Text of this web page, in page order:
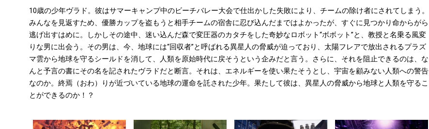
10歳の少年ヴラド。彼はサマーキャンプ中のビーチバレー大会で仕出かした失敗により、チームの除け者にされてしまう。
みんなを見返すため、優勝カップを盗もうと相手チームの宿舎に忍び込んだまではよかったが、すぐに見つかり命からがら
逃げ出すはめに。しかしその途中、迷い込んだ森で変圧器のカタチをした奇妙なロボット“ボボット”と、教授と名乗る風変
りな男に出会う。その男は、今、地球には“回収者”と呼ばれる異星人の脅威が迫っており、太陽フレアで放出されるプラズ
マ雲から地球を守るシールドを消して、人類を原始時代に戻そうという企みだと言う。さらに、それを阻止できるのは、な
んと予言の書にその名を記されたヴラドだと断言。それは、エネルギーを使い果たそうとし、宇宙を顧みない人類への警告
なのか。終焉（おわ）りが近づいている地球の運命を託された少年。果たして彼は、異星人の脅威から地球と人類を守るこ
とができるのか！？